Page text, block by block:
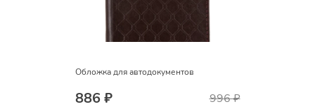
Обложка для автодокументов
886 ₽ 996 ₽